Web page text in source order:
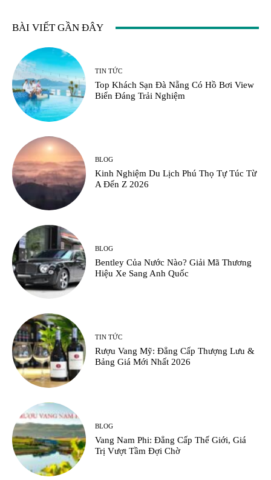
BÀI VIẾT GẦN ĐÂY
TIN TỨC
Top Khách Sạn Đà Nẵng Có Hồ Bơi View
Biển Đáng Trải Nghiệm
BLOG
Kinh Nghiệm Du Lịch Phú Thọ Tự Túc Từ
A Đến Z 2026
BLOG
Bentley Của Nước Nào? Giải Mã Thương
Hiệu Xe Sang Anh Quốc
TIN TỨC
Rượu Vang Mỹ: Đẳng Cấp Thượng Lưu &
Bảng Giá Mới Nhất 2026
BLOG
Vang Nam Phi: Đẳng Cấp Thế Giới, Giá
Trị Vượt Tầm Đợi Chờ